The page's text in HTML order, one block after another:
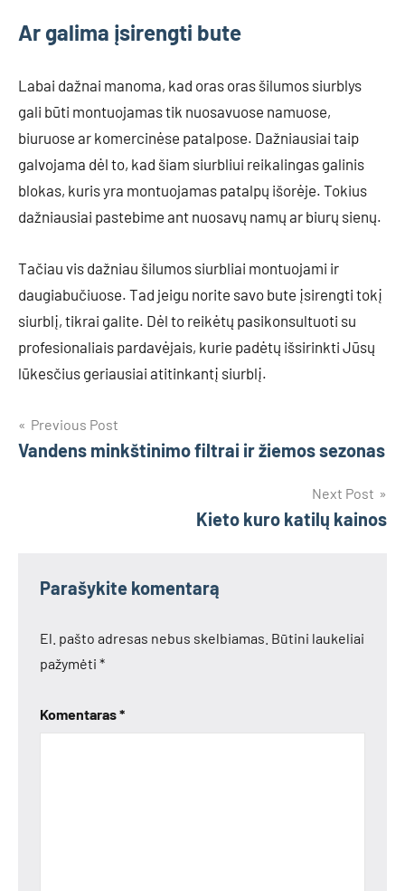
Ar galima įsirengti bute
Labai dažnai manoma, kad oras oras šilumos siurblys
gali būti montuojamas tik nuosavuose namuose,
biuruose ar komercinėse patalpose. Dažniausiai taip
galvojama dėl to, kad šiam siurbliui reikalingas galinis
blokas, kuris yra montuojamas patalpų išorėje. Tokius
dažniausiai pastebime ant nuosavų namų ar biurų sienų.
Tačiau vis dažniau šilumos siurbliai montuojami ir
daugiabučiuose. Tad jeigu norite savo bute įsirengti tokį
siurblį, tikrai galite. Dėl to reikėtų pasikonsultuoti su
profesionaliais pardavėjais, kurie padėtų išsirinkti Jūsų
lūkesčius geriausiai atitinkantį siurblį.
Navigacija
tarp
Previous Post
Vandens minkštinimo filtrai ir žiemos sezonas
Next Post
Kieto kuro katilų kainos
Parašykite komentarą
El. pašto adresas nebus skelbiamas. Būtini laukeliai
pažymėti *
Komentaras*